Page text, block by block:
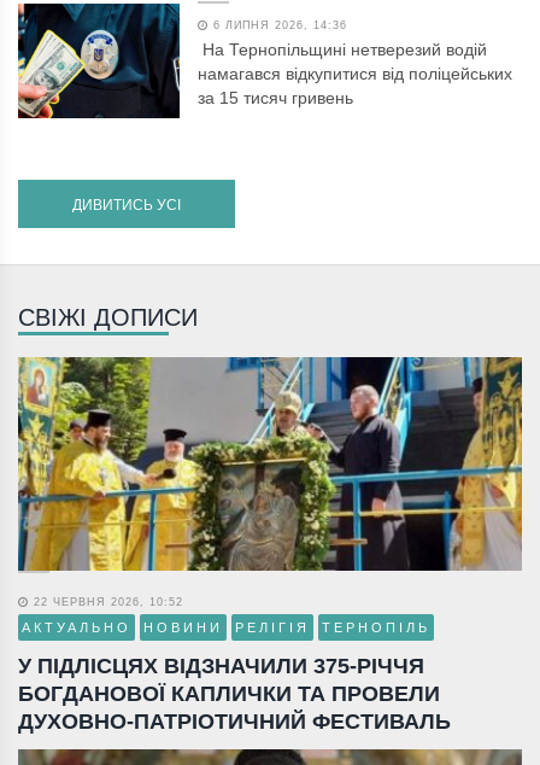
6 ЛИПНЯ 2026, 14:36
На Тернопільщині нетверезий водій
намагався відкупитися від поліцейських
за 15 тисяч гривень
ДИВИТИСЬ УСІ
СВІЖІ ДОПИСИ
22 ЧЕРВНЯ 2026, 10:52
АКТУАЛЬНО НОВИНИ РЕЛІГІЯ ТЕРНОПІЛЬ
У ПІДЛІСЦЯХ ВІДЗНАЧИЛИ 375-РІЧЧЯ
БОГДАНОВОЇ КАПЛИЧКИ ТА ПРОВЕЛИ
ДУХОВНО-ПАТРІОТИЧНИЙ ФЕСТИВАЛЬ